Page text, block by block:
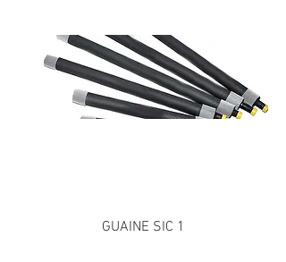
GUAINE SIC 1